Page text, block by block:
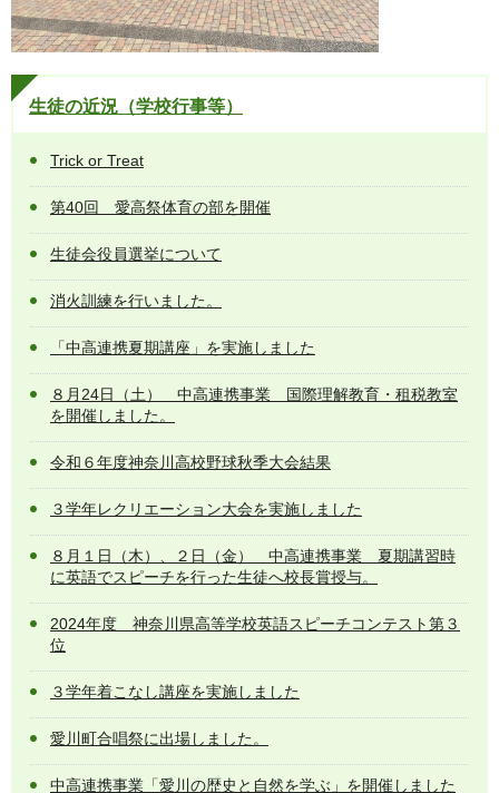
生徒の近況（学校行事等）
Trick or Treat
第40回 愛高祭体育の部を開催
生徒会役員選挙について
消火訓練を行いました。
「中高連携夏期講座」を実施しました
８月24日（土） 中高連携事業 国際理解教育・租税教室
を開催しました。
令和６年度神奈川高校野球秋季大会結果
３学年レクリエーション大会を実施しました
８月１日（木）、２日（金） 中高連携事業 夏期講習時
に英語でスピーチを行った生徒へ校長賞授与。
2024年度 神奈川県高等学校英語スピーチコンテスト第３
位
３学年着こなし講座を実施しました
愛川町合唱祭に出場しました。
中高連携事業「愛川の歴史と自然を学ぶ」を開催しました